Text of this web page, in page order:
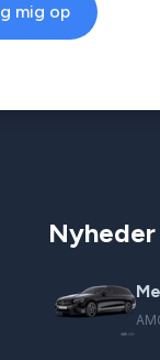
mig op
Nyheder